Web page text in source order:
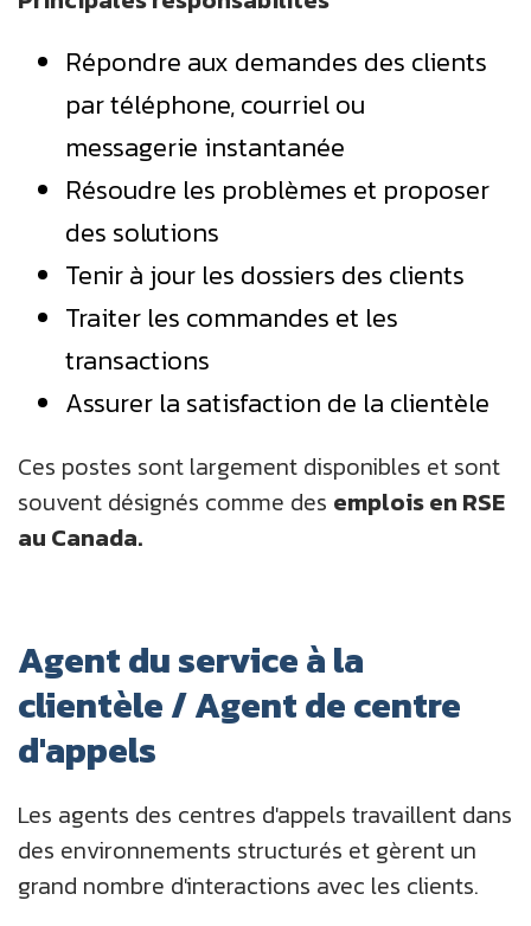
Répondre aux demandes des clients
par téléphone, courriel ou
messagerie instantanée
Résoudre les problèmes et proposer
des solutions
Tenir à jour les dossiers des clients
Traiter les commandes et les
transactions
Assurer la satisfaction de la clientèle
Ces postes sont largement disponibles et sont
souvent désignés comme des emplois en RSE
au Canada.
Agent du service à la
clientèle / Agent de centre
d'appels
Les agents des centres d'appels travaillent dans
des environnements structurés et gèrent un
grand nombre d'interactions avec les clients.